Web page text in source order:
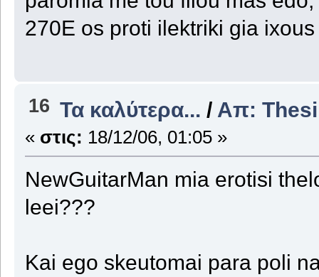
270E os proti ilektriki gia
16 Τα καλύτερα... / Απ:
« στις: 18/12/06, 01:05 »
NewGuitarMan mia erotisi
leei???
Kai ego skeutomai para poli